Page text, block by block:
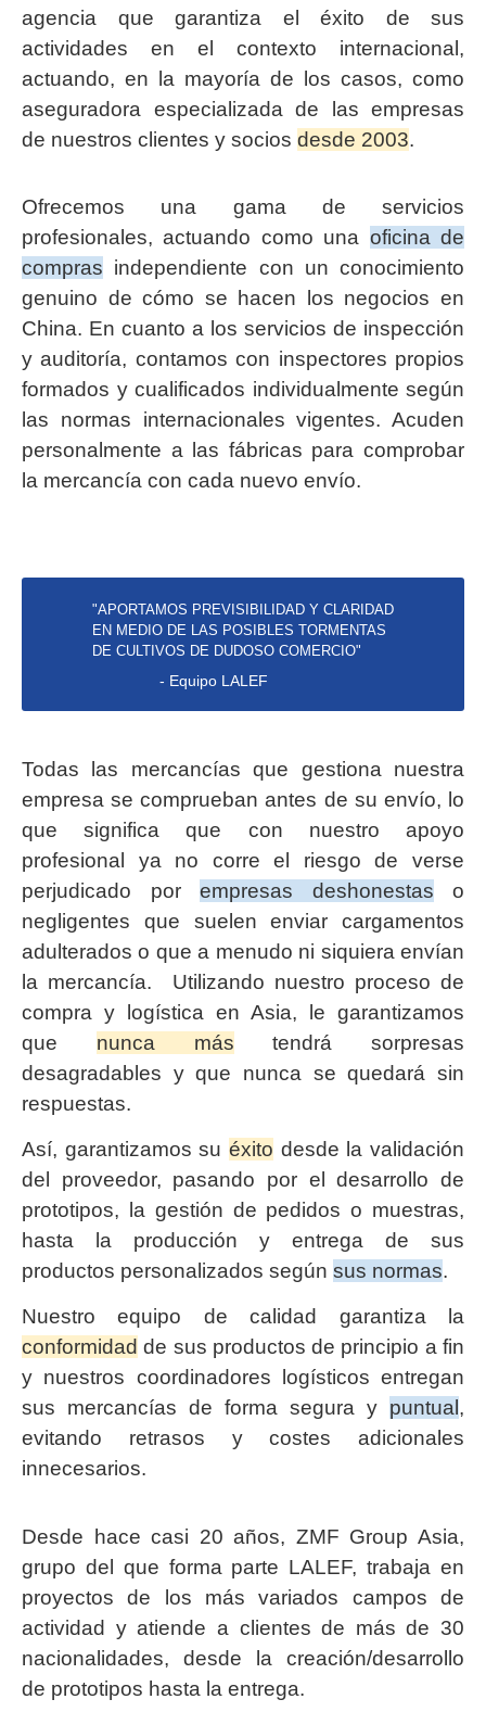
agencia que garantiza el éxito de sus
actividades en el contexto internacional,
actuando, en la mayoría de los casos, como
aseguradora especializada de las empresas
de nuestros clientes y socios desde 2003.
Ofrecemos una gama de servicios
profesionales, actuando como una oficina de
compras independiente con un conocimiento
genuino de cómo se hacen los negocios en
China. En cuanto a los servicios de inspección
y auditoría, contamos con inspectores propios
formados y cualificados individualmente según
las normas internacionales vigentes. Acuden
personalmente a las fábricas para comprobar
la mercancía con cada nuevo envío.
"APORTAMOS PREVISIBILIDAD Y CLARIDAD
EN MEDIO DE LAS POSIBLES TORMENTAS
DE CULTIVOS DE DUDOSO COMERCIO"
- Equipo LALEF
Todas las mercancías que gestiona nuestra
empresa se comprueban antes de su envío, lo
que significa que con nuestro apoyo
profesional ya no corre el riesgo de verse
perjudicado por empresas deshonestas o
negligentes que suelen enviar cargamentos
adulterados o que a menudo ni siquiera envían
la mercancía. Utilizando nuestro proceso de
compra y logística en Asia, le garantizamos
que nunca más tendrá sorpresas
desagradables y que nunca se quedará sin
respuestas.
Así, garantizamos su éxito desde la validación
del proveedor, pasando por el desarrollo de
prototipos, la gestión de pedidos o muestras,
hasta la producción y entrega de sus
productos personalizados según sus normas.
Nuestro equipo de calidad garantiza la
conformidad de sus productos de principio a fin
y nuestros coordinadores logísticos entregan
sus mercancías de forma segura y puntual ,
evitando retrasos y costes adicionales
innecesarios.
Desde hace casi 20 años, ZMF Group Asia,
grupo del que forma parte LALEF, trabaja en
proyectos de los más variados campos de
actividad y atiende a clientes de más de 30
nacionalidades, desde la creación/desarrollo
de prototipos hasta la entrega.